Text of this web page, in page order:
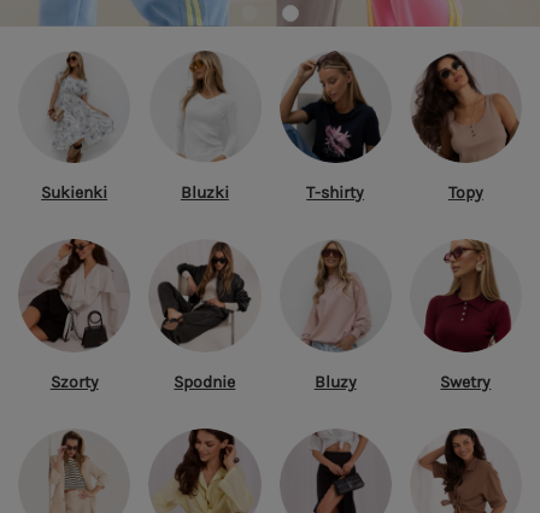
Sukienki Bluzki T-shirty Topy
Szorty Spodnie Bluzy Swetry